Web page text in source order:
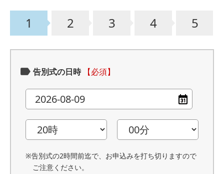
1 2 3 4 5
告別式の日時 【必須】
※告別式の2時間前迄で、お申込みを打ち切りますので
ご注意ください。